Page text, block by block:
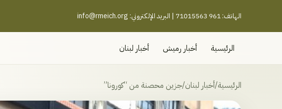
الهاتف: 961 71015563 | البريد الإلكتروني: info@rmeich.org
الرئيسية أخبار رميش أخبار لبنان
الرئيسية/أخبار لبنان/جزين محصنة من “كورونا”